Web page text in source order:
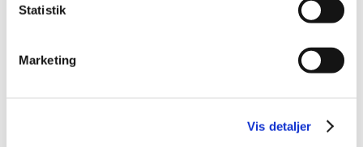
Statistik
Marketing
Vis detaljer
september (7)
juni (3)